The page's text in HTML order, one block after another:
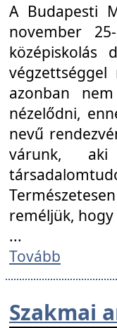
A Budapesti
november
középiskolás
azonban
nézelődni,
nevű
várunk, aki
reméljük,
...
Tovább
Szakmai